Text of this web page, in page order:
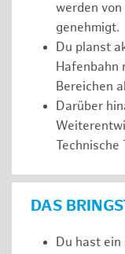
werden
genehmigt.
Du planst
Hafenbahn
Bereichen
Darüber
DAS
Du hast